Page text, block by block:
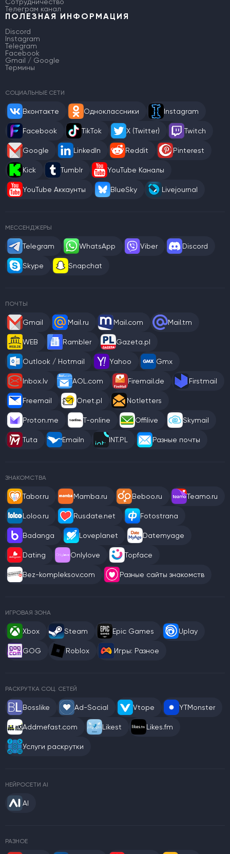
Сотрудничество
Телеграм канал
ПОЛЕЗНАЯ ИНФОРМАЦИЯ
Discord
Instagram
Telegram
Facebook
Gmail / Google
Термины
СОЦИАЛЬНЫЕ СЕТИ
Вконтакте Одноклассники Instagram
Facebook TikTok X (Twitter) Twitch
Google LinkedIn Reddit Pinterest
Kick Tumblr YouTube Каналы
YouTube Аккаунты BlueSky Livejournal
МЕССЕНДЖЕРЫ
Telegram WhatsApp Viber Discord
Skype Snapchat
ПОЧТЫ
Gmail Mail.ru Mail.com Mail.tm
WEB Rambler Gazeta.pl
Outlook / Hotmail Yahoo Gmx
Inbox.lv AOL.com Firemail.de Firstmail
Freemail Onet.pl Notletters
Proton.me T-online Offilive Skymail
Tuta Emailn INT.PL Разные почты
ЗНАКОМСТВА
Tabor.ru Mamba.ru Beboo.ru Teamo.ru
Loloo.ru Rusdate.net Fotostrana
Badanga Loveplanet Datemyage
Dating Onlylove Topface
Bez-kompleksov.com Разные сайты знакомств
ИГРОВАЯ ЗОНА
Xbox Steam Epic Games Uplay
GOG Roblox Игры: Разное
РАСКРУТКА СОЦ. СЕТЕЙ
Bosslike Ad-Social Vtope YTMonster
Addmefast.com Likest Likes.fm
Услуги раскрутки
НЕЙРОСЕТИ AI
AI
РАЗНОЕ